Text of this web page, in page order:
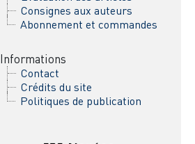
Consignes aux auteurs
Abonnement et commandes
Informations
Contact
Crédits du site
Politiques de publication